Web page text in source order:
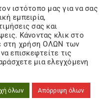
store - All Rights Reserved |
ιστότοπo μας για να σας
εμπειρία,
σας και
Κάνοντας κλικ στο
στη χρήση ΟΛΩΝ των
επισκεφτείτε τις
μια ελεγχόμενη
όλων Απόρριψη όλων